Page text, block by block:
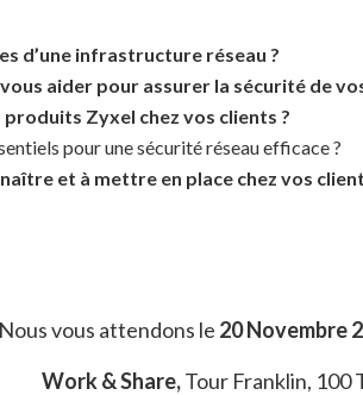
d’une infrastructure réseau ?
aider pour assurer la sécurité de
Zyxel chez vos clients ?
pour une sécurité réseau efficace ?
et à mettre en place chez vos
Nous vous attendons le 20 Novembre
Work & Share,Tour Franklin, 100